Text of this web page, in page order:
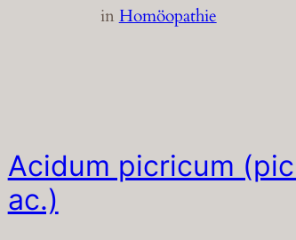
inHomöopathie
Acidum picricum
ac.)